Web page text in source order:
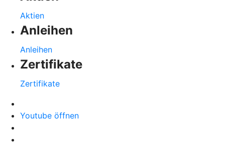
Aktien
Anleihen
Anleihen
Zertifikate
Zertifikate
Youtube öffnen